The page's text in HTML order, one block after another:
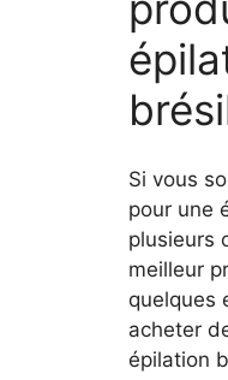
Si vous
pour une
plusieurs
meilleur
quelques
acheter
épilation